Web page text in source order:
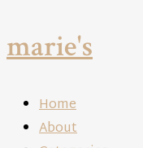
Close
marie's
Home
About